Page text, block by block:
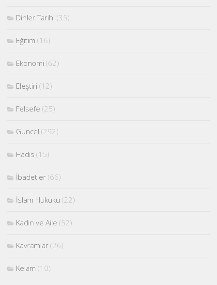
Dinler Tarihi (35)
Eğitim (16)
Ekonomi (62)
Eleştiri (12)
Felsefe (25)
Güncel (292)
Hadis (15)
İbadetler (66)
İslam Hukuku (22)
Kadın ve Aile (52)
Kavramlar (26)
Kelam (10)